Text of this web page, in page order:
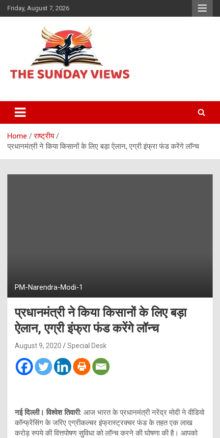
Skip
to
Friday, August 7, 2026
The Sunday views
Home
राष्ट्रीय
प्रधानमंत्री ने किया किसानों के लिए बड़ा ऐलान, एग्री इंफ्रा फंड करेंगे लॉन्च
PM-Narendra-Modi-1
प्रधानमंत्री ने किया किसानों के लिए बड़ा
ऐलान, एग्री इंफ्रा फंड करेंगे लॉन्च
August 9, 2020 Special Desk
नई दिल्ली। विश्वेश तिवारी: आज भारत के प्रधानमंत्री नरेंद्र मोदी ने वीडियो
कॉन्फ्रेंसिंग के जरिए एग्रीकल्चर इंफ्रास्ट्रक्चर फंड के तहत एक लाख
करोड़ रुपये की वित्तपोषण सुविधा को लॉन्च करने की घोषणा की है। आपको